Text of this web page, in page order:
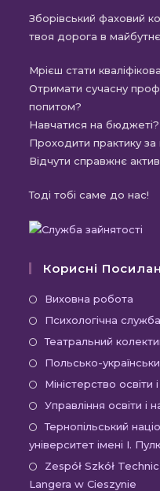
Зборівський фаховий
твоя дорога в
Мрієш стати
Отримати сучасну
попитом?
Навчатися на бюджеті?
Проходити практику
Відчути справжнє
Тоді тобі саме до нас!
Корисні
Виховна робота
в
Психологічна
Театральний
Польсько-
Міністерство освіти
Управління освіти і
Тернопільський
університет імені І.
Zespół Szkół
Langera w Cieszynie